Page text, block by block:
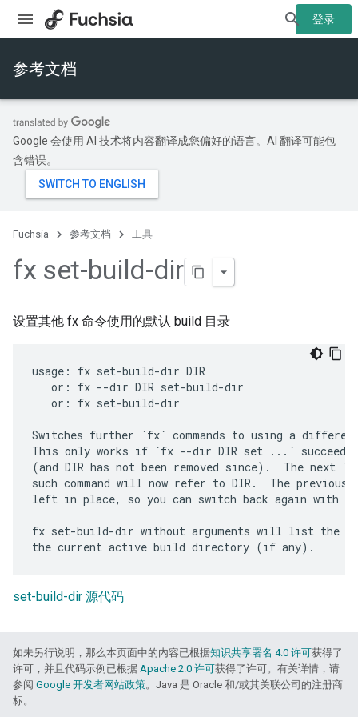
登录
参考文档
Google 会使用 AI 技术将内容翻译成您偏好的语言。AI 翻译可能包
含错误。
Fuchsia 参考文档 工具
fx set-build-dir
设置其他 fx 命令使用的默认 build 目录
usage: fx set-build-dir DIR
   or: fx --dir DIR set-build-dir
   or: fx set-build-dir
Switches further `fx` commands to using a
This only works if `fx --dir DIR set ...`
(and DIR has not been removed since).  The next
such command will now refer to DIR.  The
left in place, so you can switch back again
fx set-build-dir without arguments will list the
set-build-dir 源代码
如未另行说明，那么本页面中的内容已根据知识共享署名 4.0 许可获得了
许可，并且代码示例已根据 Apache 2.0 许可获得了许可。有关详情，请
参阅 Google 开发者网站政策。Java 是 Oracle 和/或其关联公司的注册商
标。